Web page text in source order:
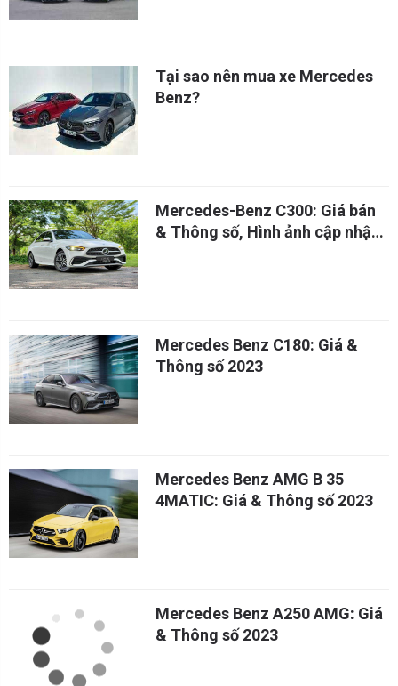
Tại sao nên mua xe Mercedes
Benz?
Mercedes-Benz C300: Giá bán
& Thông số, Hình ảnh cập nhật
Mercedes Benz C180: Giá &
Thông số 2023
Mercedes Benz AMG B 35
4MATIC: Giá & Thông số 2023
Mercedes Benz A250 AMG: Giá
& Thông số 2023